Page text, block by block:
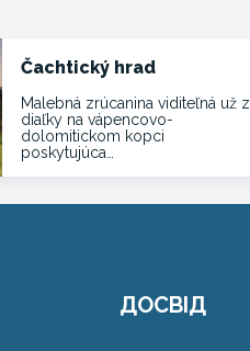
Čachtický hrad
Malebná zrúcanina viditeľná už z
diaľky na vápencovo-
dolomitickom kopci
poskytujúca…
ДОСВІД